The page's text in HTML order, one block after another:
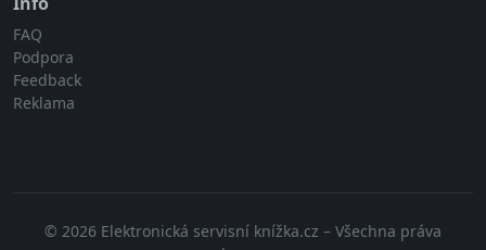
FAQ
Podpora
Feedback
Reklama
© 2026 Elektronická servisní knížka.cz – Všechna práva